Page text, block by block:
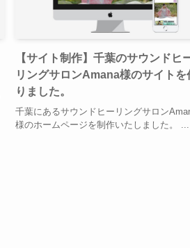
【サイト制作】千葉のサウンドヒ
リングサロンAmana様のサイトを
りました。
千葉にあるサウンドヒーリングサロン
様のホームページを制作いたしました。 ...